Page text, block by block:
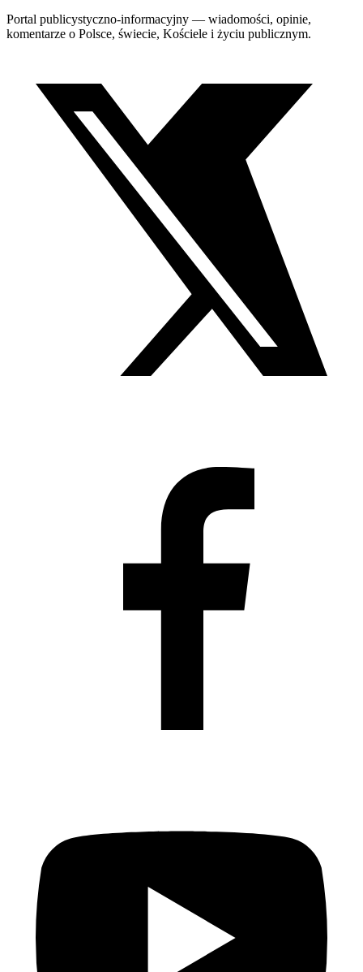
Portal publicystyczno-informacyjny — wiadomości, opinie,
komentarze o Polsce, świecie, Kościele i życiu publicznym.